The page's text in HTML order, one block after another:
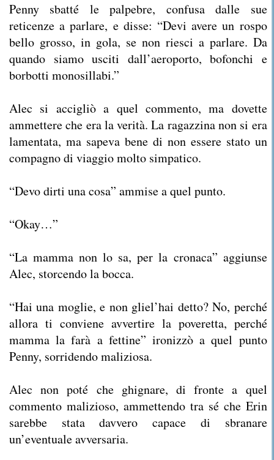
Penny sbatté le palpebre, confusa dalle sue
reticenze a parlare, e disse: “Devi avere un rospo
bello grosso, in gola, se non riesci a parlare. Da
quando siamo usciti dall’aeroporto, bofonchi e
borbotti monosillabi.”
Alec si accigliò a quel commento, ma dovette
ammettere che era la verità. La ragazzina non si era
lamentata, ma sapeva bene di non essere stato un
compagno di viaggio molto simpatico.
“Devo dirti una cosa” ammise a quel punto.
“Okay…”
“La mamma non lo sa, per la cronaca” aggiunse
Alec, storcendo la bocca.
“Hai una moglie, e non gliel’hai detto? No, perché
allora ti conviene avvertire la poveretta, perché
mamma la farà a fettine” ironizzò a quel punto
Penny, sorridendo maliziosa.
Alec non poté che ghignare, di fronte a quel
commento malizioso, ammettendo tra sé che Erin
sarebbe stata davvero capace di sbranare
un’eventuale avversaria.